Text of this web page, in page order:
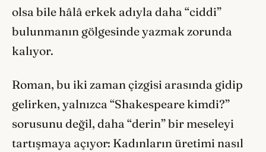
olsa bile hâlâ erkek adıyla daha “ciddi”
bulunmanın gölgesinde yazmak zorunda
kalıyor.
Roman, bu iki zaman çizgisi arasında gidip
gelirken, yalnızca “Shakespeare kimdi?”
sorusunu değil, daha “derin” bir meseleyi
tartışmaya açıyor: Kadınların üretimi nasıl